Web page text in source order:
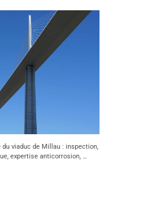
viaduc de Millau : inspection,
expertise anticorrosion, …